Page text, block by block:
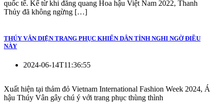
quốc tế. Kể từ khi đăng quang Hoa hậu Việt Nam 2022, Thanh
Thủy đã không ngừng […]
THÚY VÂN DIỆN TRANG PHỤC KHIẾN DÂN TÌNH NGHI NGỜ ĐIỀU
NÀY
2024-06-14T11:36:55
Xuất hiện tại thảm đỏ Vietnam International Fashion Week 2024, Á
hậu Thúy Vân gây chú ý với trang phục thùng thình